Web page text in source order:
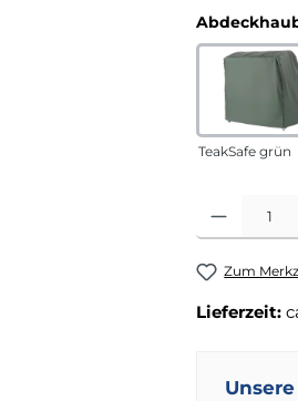
TeakSafe grün
Produkt
Zum
Lieferzeit: